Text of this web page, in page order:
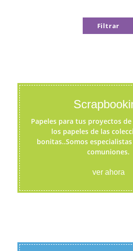
Filtrar
Papeles para tus proyectos de
los papeles de las
bonitas..Somos
comuniones.
ver ahora